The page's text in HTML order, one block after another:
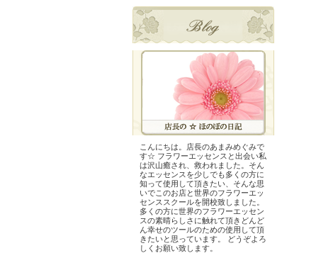
こんにちは。店長のあまみめぐみで
す☆ フラワーエッセンスと出会い私
は沢山癒され、救われました。そん
なエッセンスを少しでも多くの方に
知って使用して頂きたい、そんな思
いでこのお店と世界のフラワーエッ
センススクールを開校致しました。
多くの方に世界のフラワーエッセン
スの素晴らしさに触れて頂きどんど
ん幸せのツールのための使用して頂
きたいと思っています。 どうぞよろ
しくお願い致します。